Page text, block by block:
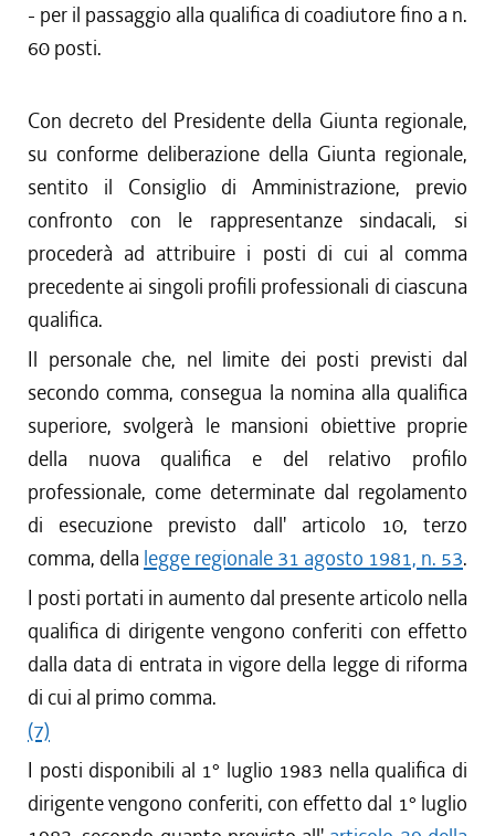
- per il passaggio alla qualifica di coadiutore fino a n.
60 posti.
Con decreto del Presidente della Giunta regionale,
su conforme deliberazione della Giunta regionale,
sentito il Consiglio di Amministrazione, previo
confronto con le rappresentanze sindacali, si
procederà ad attribuire i posti di cui al comma
precedente ai singoli profili professionali di ciascuna
qualifica.
Il personale che, nel limite dei posti previsti dal
secondo comma, consegua la nomina alla qualifica
superiore, svolgerà le mansioni obiettive proprie
della nuova qualifica e del relativo profilo
professionale, come determinate dal regolamento
di esecuzione previsto dall' articolo 10, terzo
comma, della legge regionale 31 agosto 1981, n. 53.
I posti portati in aumento dal presente articolo nella
qualifica di dirigente vengono conferiti con effetto
dalla data di entrata in vigore della legge di riforma
di cui al primo comma.
(7)
I posti disponibili al 1° luglio 1983 nella qualifica di
dirigente vengono conferiti, con effetto dal 1° luglio